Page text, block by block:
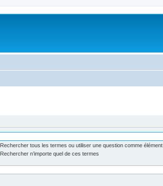
Rechercher tous les termes ou utiliser une question comme élément
Rechercher n’importe quel de ces termes